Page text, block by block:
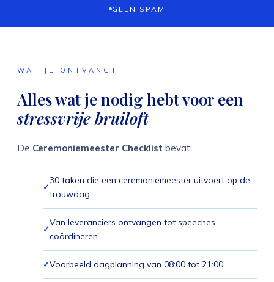
GEEN SPAM
WAT JE ONTVANGT
Alles wat je nodig hebt voor een
stressvrije bruiloft
De Ceremoniemeester Checklist bevat:
30 taken die een ceremoniemeester uitvoert op de
trouwdag
Van leveranciers ontvangen tot speeches
coördineren
Voorbeeld dagplanning van 08:00 tot 21:00